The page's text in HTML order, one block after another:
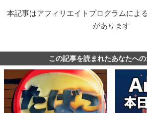
本記事はアフィリエイトプログラムによ
があります
この記事を読まれたあなたへ